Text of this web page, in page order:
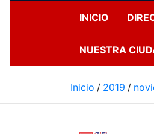
INICIO
NUESTRA
Inicio 2019